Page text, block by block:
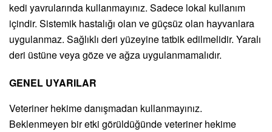
kedi yavrularında kullanmayınız. Sadece lokal kullanım
içindir. Sistemik hastalığı olan ve güçsüz olan hayvanlara
uygulanmaz. Sağlıklı deri yüzeyine tatbik edilmelidir. Yaralı
deri üstüne veya göze ve ağza uygulanmamalıdır.
GENEL UYARILAR
Veteriner hekime danışmadan kullanmayınız.
Beklenmeyen bir etki görüldüğünde veteriner hekime